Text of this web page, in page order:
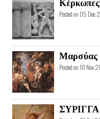
Κέρκωπες
Posted on 05 Dec
Μαρσύας
Posted on 10 Nov
ΣΥΡΙΓΓΑ